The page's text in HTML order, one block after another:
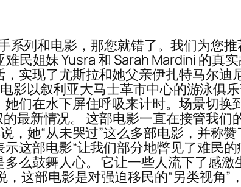
系列和电影，那您就错了。我们为您
民姐妹 Yusra 和 Sarah Mardini 的真
实现了尤斯拉和她父亲伊扎特马尔
影以叙利亚大马士革市中心的游泳俱
们在水下屏住呼吸来计时。场景切换
最新情况。 这部电影一直在接管我们
，她“从未哭过”这么多部电影，并称
这部电影“让我们部分地瞥见了难民的
么鼓舞人心。 它让一些人流下了感激
这部电影是对强迫移民的“另类视角”